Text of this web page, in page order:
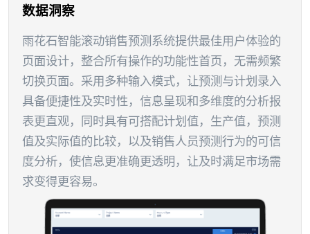
数据洞察
雨花石智能滚动销售预测系统提供最佳用户体验的
页面设计，整合所有操作的功能性首页，无需频繁
切换页面。采用多种输入模式，让预测与计划录入
具备便捷性及实时性，信息呈现和多维度的分析报
表更直观，同时具有可搭配计划值，生产值，预测
值及实际值的比较，以及销售人员预测行为的可信
度分析，使信息更准确更透明，让及时满足市场需
求变得更容易。